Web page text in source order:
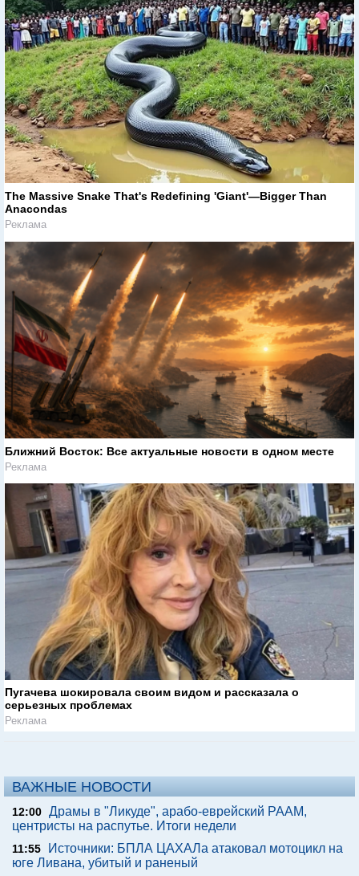
The Massive Snake That's Redefining 'Giant'—Bigger Than
Anacondas
Реклама
Ближний Восток: Все актуальные новости в одном месте
Реклама
Пугачева шокировала своим видом и рассказала о
серьезных проблемах
Реклама
ВАЖНЫЕ НОВОСТИ
12:00 Драмы в "Ликуде", арабо-еврейский РААМ,
центристы на распутье. Итоги недели
11:55
Источники: БПЛА ЦАХАЛа атаковал мотоцикл на
юге Ливана, убитый и раненый